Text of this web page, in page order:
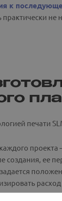
к
практически
печати
создания, ее